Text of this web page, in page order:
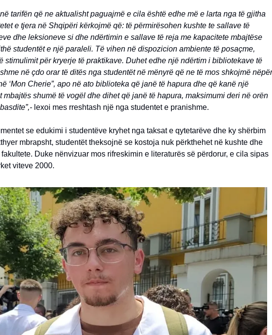
tarifën që ne aktualisht paguajmë e cila është edhe më e larta nga të gjitha
e tjera në Shqipëri kërkojmë që: të përmirësohen kushte te sallave të
dhe leksioneve si dhe ndërtimin e sallave të reja me kapacitete mbajtëse
studentët e një paraleli. Të vihen në dispozicion ambiente të posaçme,
stimulimit për kryerje të praktikave. Duhet edhe një ndërtim i bibliotekave të
në çdo orar të ditës nga studentët në mënyrë që ne të mos shkojmë nëpër
‘Mon Cherie”, apo në ato biblioteka që janë të hapura dhe që kanë një
mbajtës shumë të vogël dhe dihet që janë të hapura, maksimumi deri në orën
lexoi mes rreshtash një nga studentet e pranishme.
se edukimi i studentëve kryhet nga taksat e qytetarëve dhe ky shërbim
mbrapsht, studentët theksojnë se kostoja nuk përkthehet në kushte dhe
Duke nënvizuar mos rifreskimin e literaturës së përdorur, e cila sipas
viteve 2000.